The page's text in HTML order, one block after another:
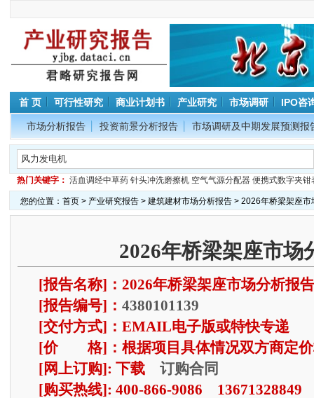
首 页 可行性研究 商业计划书 产业研究 市场调研 IPO咨
市场分析报告 投资前景分析报告 市场调研及中期发展预测报
热门关键字： 活血调经中草药 针头冲洗磨擦机 空气气源分配器 便携式数字夹钳
您的位置： 首页> 产业研究报告> 建筑建材市场分析报告> 2026年桥梁架座市
2026年桥梁架座市场
[报告名称]：2026年桥梁架座市场分析报告
[报告编号]： 4380101139
[交付方式]：EMAIL电子版或特快专递
[价 格]：根据项目具体情况双方商定
[网上订购]: 下载 订购合同
[购买热线]: 400-866-9086 13671328849